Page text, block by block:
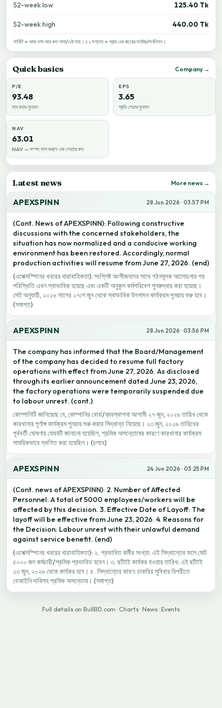
52-week low 125.40 Tk
52-week high 440.00 Tk
সার্কিট = আজ দাম আর কত নামা/ওঠা যায়। ৫২ সপ্তাহ = প্রায় এক বছরের সর্বোচ্চ/সর্বনিম্ন।
Quick basics Company →
P/E
93.48
দাম বনাম মুনাফা
EPS
3.65
প্রতি শেয়ার মুনাফা
NAV
63.01
NAV — সম্পদ ভাগ করলে এক শেয়ারে কত
Latest news More news →
APEXSPINN 28 Jun 2026 · 03:57 PM
(Cont. News of APEXSPINN): Following constructive
discussions with the concerned stakeholders, the
situation has now normalized and a conducive working
environment has been restored. Accordingly, normal
production activities will resume from June 27, 2026. (end)
(এপেক্সস্পিনের খবরের ধারাবাহিকতা): সংশ্লিষ্ট অংশীজনদের সাথে গঠনমূলক আলোচনার পর
পরিস্থিতি এখন স্বাভাবিক হয়েছে এবং একটি অনুকূল কর্মপরিবেশ পুনরুদ্ধার করা হয়েছে।
সেই অনুযায়ী, ২০২৬ সালের ২৭শে জুন থেকে স্বাভাবিক উৎপাদন কার্যক্রম পুনরায় শুরু হবে।
(সমাপ্ত)
APEXSPINN 28 Jun 2026 · 03:56 PM
The company has informed that the Board/Management
of the company has decided to resume full factory
operations with effect from June 27, 2026. As disclosed
through its earlier announcement dated June 23, 2026,
the factory operations were temporarily suspended due
to labour unrest. (cont.)
কোম্পানিটি জানিয়েছে যে, কোম্পানির বোর্ড/ব্যবস্থাপনা আগামী ২৭ জুন, ২০২৬ তারিখ থেকে
কারখানার পূর্ণাঙ্গ কার্যক্রম পুনরায় শুরু করার সিদ্ধান্ত নিয়েছে। ২৩ জুন, ২০২৬ তারিখের
পূর্ববর্তী ঘোষণায় যেমনটি জানানো হয়েছিল, শ্রমিক অসন্তোষের কারণে কারখানার কার্যক্রম
সাময়িকভাবে স্থগিত করা হয়েছিল। (চলবে)
APEXSPINN 24 Jun 2026 · 03:25 PM
(Cont. news of APEXSPINN): 2. Number of Affected
Personnel: A total of 5000 employees/workers will be
affected by this decision. 3. Effective Date of Layoff: The
layoff will be effective from June 23, 2026. 4. Reasons for
the Decision: Labour unrest with their unlawful demand
against service benefit. (end)
(এপেক্সস্পিনের খবরের ধারাবাহিকতা): ২. প্রভাবিত কর্মীর সংখ্যা: এই সিদ্ধান্তের ফলে মোট
৫০০০ জন কর্মচারী/শ্রমিক প্রভাবিত হবেন। ৩. ছাঁটাই কার্যকর হওয়ার তারিখ: এই ছাঁটাই
২৩ জুন, ২০২৬ থেকে কার্যকর হবে। ৪. সিদ্ধান্তের কারণ: চাকরির সুবিধার বিপরীতে
বেআইনি দাবিসহ শ্রমিক অসন্তোষ। (সমাপ্ত)
Full details on BullBD.com · Charts · News · Events